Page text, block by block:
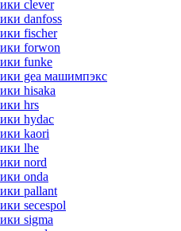
clever
danfoss
fischer
forwon
funke
gea машимпэкс
hisaka
hrs
hydac
kaori
lhe
nord
onda
pallant
secespol
sigma